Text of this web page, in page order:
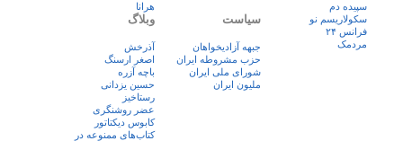
سپیده دم
سکولاریسم نو
فرانس ۲۴
مردمک
هرانا
سیاست
جبهه آزادیخواهان
حزب مشروطه ایران
شورای ملی ایران
ملیون ایران
وبلاگ
آذرخش
اصغر ارسنگ
باچه آزره
حسین یزدانی
رستاخیز
عضر روشنگری
کابوس دیکتاتور
کتاب‌های ممنوعه در